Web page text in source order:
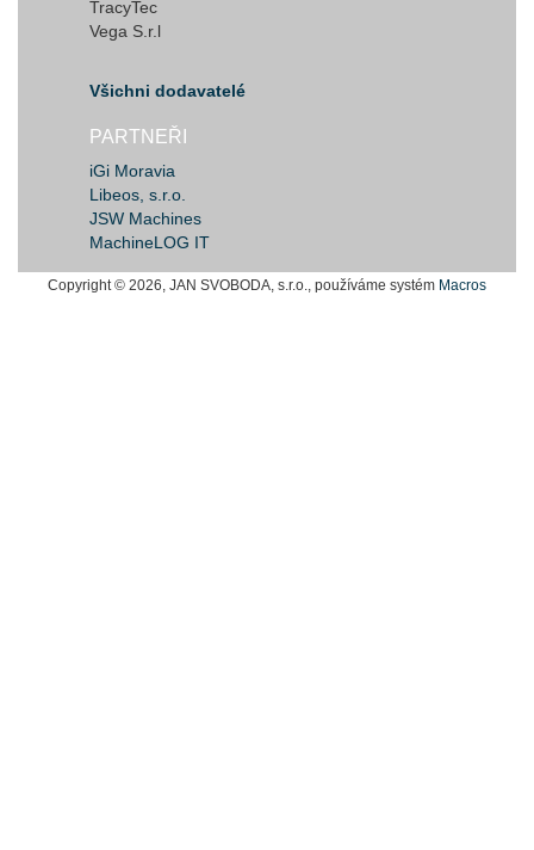
TracyTec
Vega S.r.l
Všichni dodavatelé
PARTNEŘI
iGi Moravia
Libeos, s.r.o.
JSW Machines
MachineLOG IT
Copyright © 2026, JAN SVOBODA, s.r.o., používáme systém Macros